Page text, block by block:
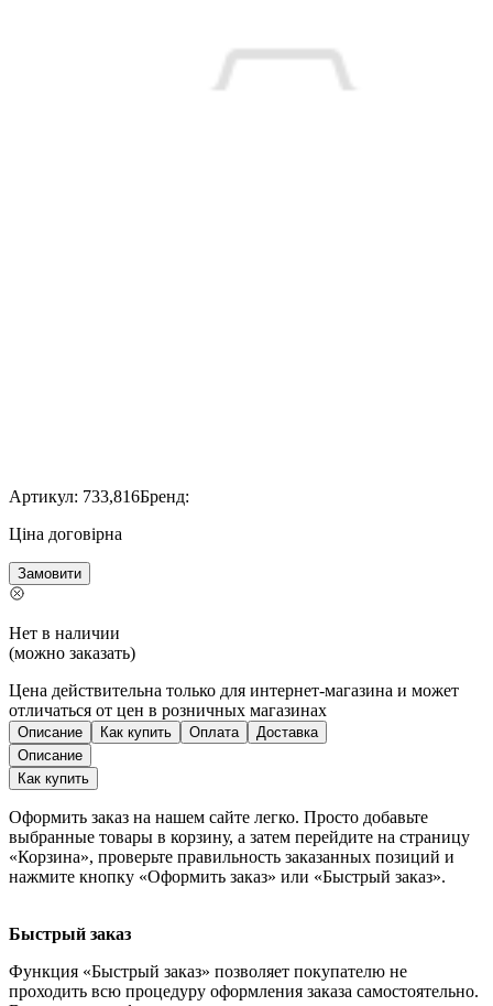
Артикул: 733,816Бренд:
Ціна договірна
Замовити
Нет в наличии
(можно заказать)
Цена действительна только для интернет-магазина и может
отличаться от цен в розничных магазинах
Описание Как купить Оплата
Доставка
Описание
Как купить
Оформить заказ на нашем сайте легко. Просто добавьте
выбранные товары в корзину, а затем перейдите на страницу
«Корзина», проверьте правильность заказанных позиций и
нажмите кнопку «Оформить заказ» или «Быстрый заказ».
Быстрый заказ
Функция «Быстрый заказ» позволяет покупателю не
проходить всю процедуру оформления заказа самостоятельно.